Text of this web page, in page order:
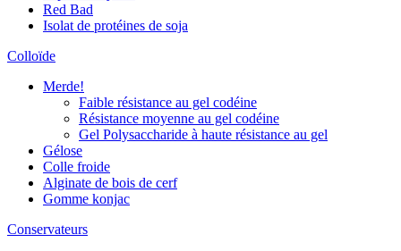
Red Bad
Isolat de protéines de soja
Colloïde
Merde!
Faible résistance au gel codéine
Résistance moyenne au gel codéine
Gel Polysaccharide à haute résistance au gel
Gélose
Colle froide
Alginate de bois de cerf
Gomme konjac
Conservateurs